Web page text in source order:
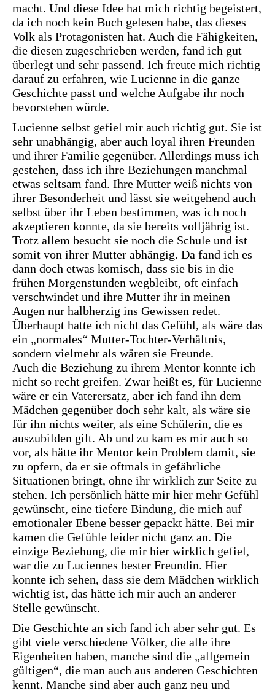
macht. Und diese Idee hat mich richtig begeistert,
da ich noch kein Buch gelesen habe, das dieses
Volk als Protagonisten hat. Auch die Fähigkeiten,
die diesen zugeschrieben werden, fand ich gut
überlegt und sehr passend. Ich freute mich richtig
darauf zu erfahren, wie Lucienne in die ganze
Geschichte passt und welche Aufgabe ihr noch
bevorstehen würde.
Lucienne selbst gefiel mir auch richtig gut. Sie ist
sehr unabhängig, aber auch loyal ihren Freunden
und ihrer Familie gegenüber. Allerdings muss ich
gestehen, dass ich ihre Beziehungen manchmal
etwas seltsam fand. Ihre Mutter weiß nichts von
ihrer Besonderheit und lässt sie weitgehend auch
selbst über ihr Leben bestimmen, was ich noch
akzeptieren konnte, da sie bereits volljährig ist.
Trotz allem besucht sie noch die Schule und ist
somit von ihrer Mutter abhängig. Da fand ich es
dann doch etwas komisch, dass sie bis in die
frühen Morgenstunden wegbleibt, oft einfach
verschwindet und ihre Mutter ihr in meinen
Augen nur halbherzig ins Gewissen redet.
Überhaupt hatte ich nicht das Gefühl, als wäre das
ein „normales“ Mutter-Tochter-Verhältnis,
sondern vielmehr als wären sie Freunde.
Auch die Beziehung zu ihrem Mentor konnte ich
nicht so recht greifen. Zwar heißt es, für Lucienne
wäre er ein Vaterersatz, aber ich fand ihn dem
Mädchen gegenüber doch sehr kalt, als wäre sie
für ihn nichts weiter, als eine Schülerin, die es
auszubilden gilt. Ab und zu kam es mir auch so
vor, als hätte ihr Mentor kein Problem damit, sie
zu opfern, da er sie oftmals in gefährliche
Situationen bringt, ohne ihr wirklich zur Seite zu
stehen. Ich persönlich hätte mir hier mehr Gefühl
gewünscht, eine tiefere Bindung, die mich auf
emotionaler Ebene besser gepackt hätte. Bei mir
kamen die Gefühle leider nicht ganz an. Die
einzige Beziehung, die mir hier wirklich gefiel,
war die zu Luciennes bester Freundin. Hier
konnte ich sehen, dass sie dem Mädchen wirklich
wichtig ist, das hätte ich mir auch an anderer
Stelle gewünscht.
Die Geschichte an sich fand ich aber sehr gut. Es
gibt viele verschiedene Völker, die alle ihre
Eigenheiten haben, manche sind die „allgemein
gültigen“, die man auch aus anderen Geschichten
kennt. Manche sind aber auch ganz neu und